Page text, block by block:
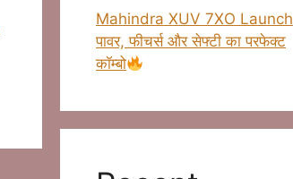
Mahindra XUV 7XO Launch
पावर, फीचर्स और सेफ्टी का परफेक्ट
कॉम्बो